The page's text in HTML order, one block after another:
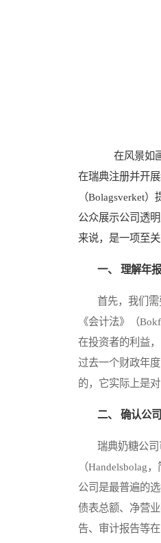
在风景如画
在瑞典注册并开
（Bolagsverket
公众展示公司透
来说，是一项至
一、 理解年
首先，我们需要
《会计法》（
在投资者的利益
过去一个财政年
的，它实际上是
二、 确认公
瑞典奶糖公司
（Handelsbolag
公司是最普遍的
债表总额、净营
告、审计报告等